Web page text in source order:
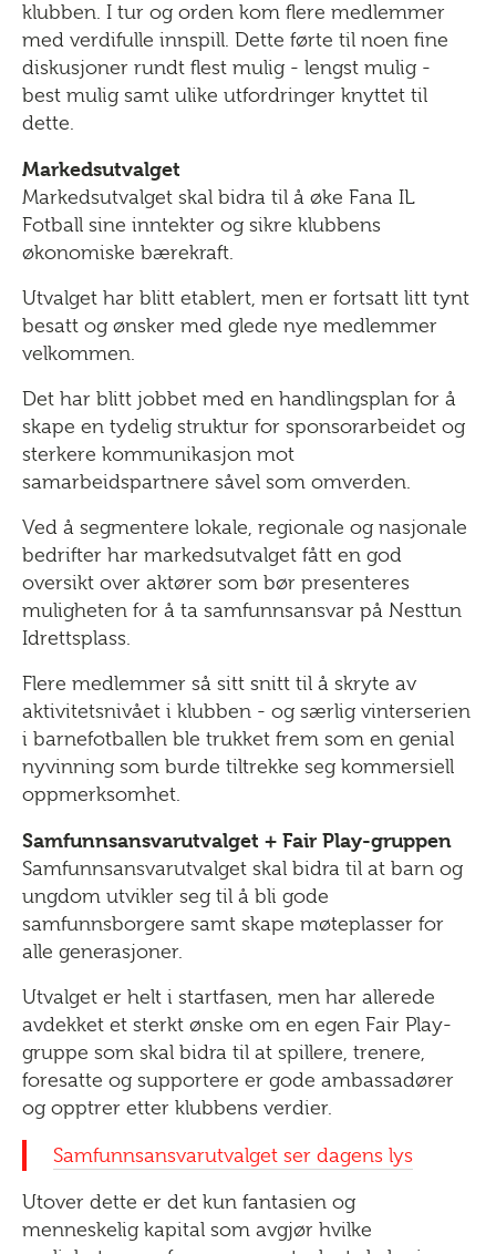
klubben. I tur og orden kom flere medlemmer
med verdifulle innspill. Dette førte til noen fine
diskusjoner rundt flest mulig - lengst mulig -
best mulig samt ulike utfordringer knyttet til
dette.
Markedsutvalget
Markedsutvalget skal bidra til å øke Fana IL
Fotball sine inntekter og sikre klubbens
økonomiske bærekraft.
Utvalget har blitt etablert, men er fortsatt litt tynt
besatt og ønsker med glede nye medlemmer
velkommen.
Det har blitt jobbet med en handlingsplan for å
skape en tydelig struktur for sponsorarbeidet og
sterkere kommunikasjon mot
samarbeidspartnere såvel som omverden.
Ved å segmentere lokale, regionale og nasjonale
bedrifter har markedsutvalget fått en god
oversikt over aktører som bør presenteres
muligheten for å ta samfunnsansvar på Nesttun
Idrettsplass.
Flere medlemmer så sitt snitt til å skryte av
aktivitetsnivået i klubben - og særlig vinterserien
i barnefotballen ble trukket frem som en genial
nyvinning som burde tiltrekke seg kommersiell
oppmerksomhet.
Samfunnsansvarutvalget + Fair Play-gruppen
Samfunnsansvarutvalget skal bidra til at barn og
ungdom utvikler seg til å bli gode
samfunnsborgere samt skape møteplasser for
alle generasjoner.
Utvalget er helt i startfasen, men har allerede
avdekket et sterkt ønske om en egen Fair Play-
gruppe som skal bidra til at spillere, trenere,
foresatte og supportere er gode ambassadører
og opptrer etter klubbens verdier.
Samfunnsansvarutvalget ser dagens lys
Utover dette er det kun fantasien og
menneskelig kapital som avgjør hvilke